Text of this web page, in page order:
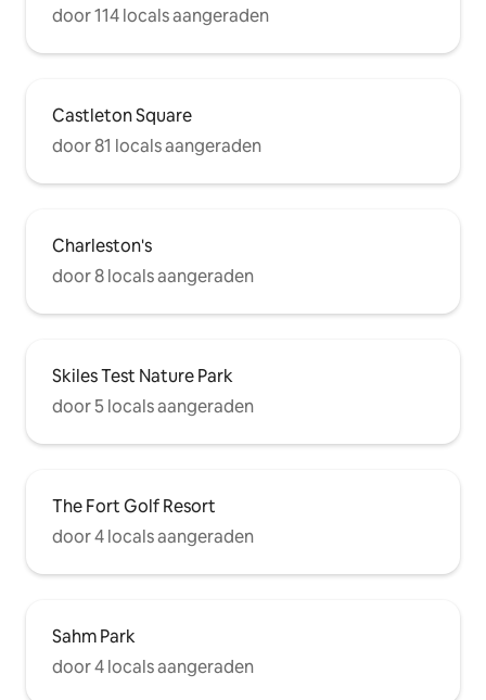
door 114 locals aangeraden
Castleton Square
door 81 locals aangeraden
Charleston's
door 8 locals aangeraden
Skiles Test Nature Park
door 5 locals aangeraden
The Fort Golf Resort
door 4 locals aangeraden
Sahm Park
door 4 locals aangeraden